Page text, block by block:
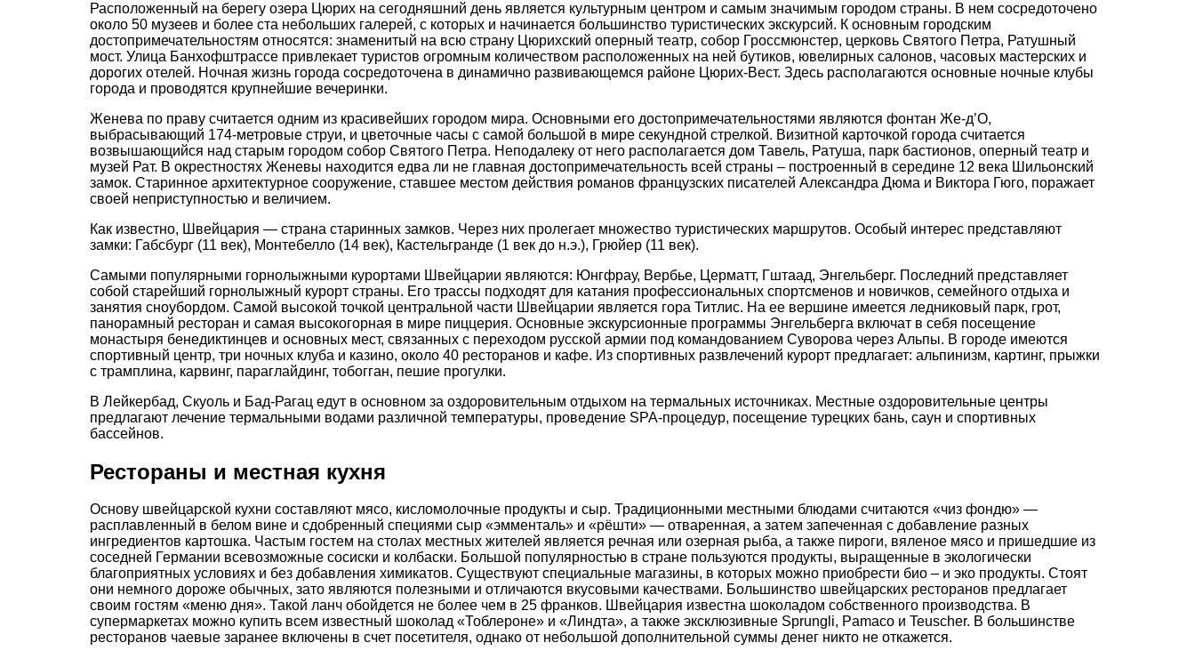
Расположенный на берегу озера Цюрих на сегодняшний день является культурным центром и самым значимым городом страны. В нем сосредоточено
около 50 музеев и более ста небольших галерей, с которых и начинается большинство туристических экскурсий. К основным городским
достопримечательностям относятся: знаменитый на всю страну Цюрихский оперный театр, собор Гроссмюнстер, церковь Святого Петра, Ратушный
мост. Улица Банхофштрассе привлекает туристов огромным количеством расположенных на ней бутиков, ювелирных салонов, часовых мастерских и
дорогих отелей. Ночная жизнь города сосредоточена в динамично развивающемся районе Цюрих-Вест. Здесь располагаются основные ночные клубы
города и проводятся крупнейшие вечеринки.
Женева по праву считается одним из красивейших городом мира. Основными его достопримечательностями являются фонтан Же-д’О,
выбрасывающий 174-метровые струи, и цветочные часы с самой большой в мире секундной стрелкой. Визитной карточкой города считается
возвышающийся над старым городом собор Святого Петра. Неподалеку от него располагается дом Тавель, Ратуша, парк бастионов, оперный театр и
музей Рат. В окрестностях Женевы находится едва ли не главная достопримечательность всей страны – построенный в середине 12 века Шильонский
замок. Старинное архитектурное сооружение, ставшее местом действия романов французских писателей Александра Дюма и Виктора Гюго, поражает
своей неприступностью и величием.
Как известно, Швейцария — страна старинных замков. Через них пролегает множество туристических маршрутов. Особый интерес представляют
замки: Габсбург (11 век), Монтебелло (14 век), Кастельгранде (1 век до н.э.), Грюйер (11 век).
Самыми популярными горнолыжными курортами Швейцарии являются: Юнгфрау, Вербье, Церматт, Гштаад, Энгельберг. Последний представляет
собой старейший горнолыжный курорт страны. Его трассы подходят для катания профессиональных спортсменов и новичков, семейного отдыха и
занятия сноубордом. Самой высокой точкой центральной части Швейцарии является гора Титлис. На ее вершине имеется ледниковый парк, грот,
панорамный ресторан и самая высокогорная в мире пиццерия. Основные экскурсионные программы Энгельберга включат в себя посещение
монастыря бенедиктинцев и основных мест, связанных с переходом русской армии под командованием Суворова через Альпы. В городе имеются
спортивный центр, три ночных клуба и казино, около 40 ресторанов и кафе. Из спортивных развлечений курорт предлагает: альпинизм, картинг, прыжки
с трамплина, карвинг, параглайдинг, тобогган, пешие прогулки.
В Лейкербад, Скуоль и Бад-Рагац едут в основном за оздоровительным отдыхом на термальных источниках. Местные оздоровительные центры
предлагают лечение термальными водами различной температуры, проведение SPA-процедур, посещение турецких бань, саун и спортивных
бассейнов.
Рестораны и местная кухня
Основу швейцарской кухни составляют мясо, кисломолочные продукты и сыр. Традиционными местными блюдами считаются «чиз фондю» —
расплавленный в белом вине и сдобренный специями сыр «эмменталь» и «рёшти» — отваренная, а затем запеченная с добавление разных
ингредиентов картошка. Частым гостем на столах местных жителей является речная или озерная рыба, а также пироги, вяленое мясо и пришедшие из
соседней Германии всевозможные сосиски и колбаски. Большой популярностью в стране пользуются продукты, выращенные в экологически
благоприятных условиях и без добавления химикатов. Существуют специальные магазины, в которых можно приобрести био – и эко продукты. Стоят
они немного дороже обычных, зато являются полезными и отличаются вкусовыми качествами. Большинство швейцарских ресторанов предлагает
своим гостям «меню дня». Такой ланч обойдется не более чем в 25 франков. Швейцария известна шоколадом собственного производства. В
супермаркетах можно купить всем известный шоколад «Тоблероне» и «Линдта», а также эксклюзивные Sprungli, Pamaco и Teuscher. В большинстве
ресторанов чаевые заранее включены в счет посетителя, однако от небольшой дополнительной суммы денег никто не откажется.